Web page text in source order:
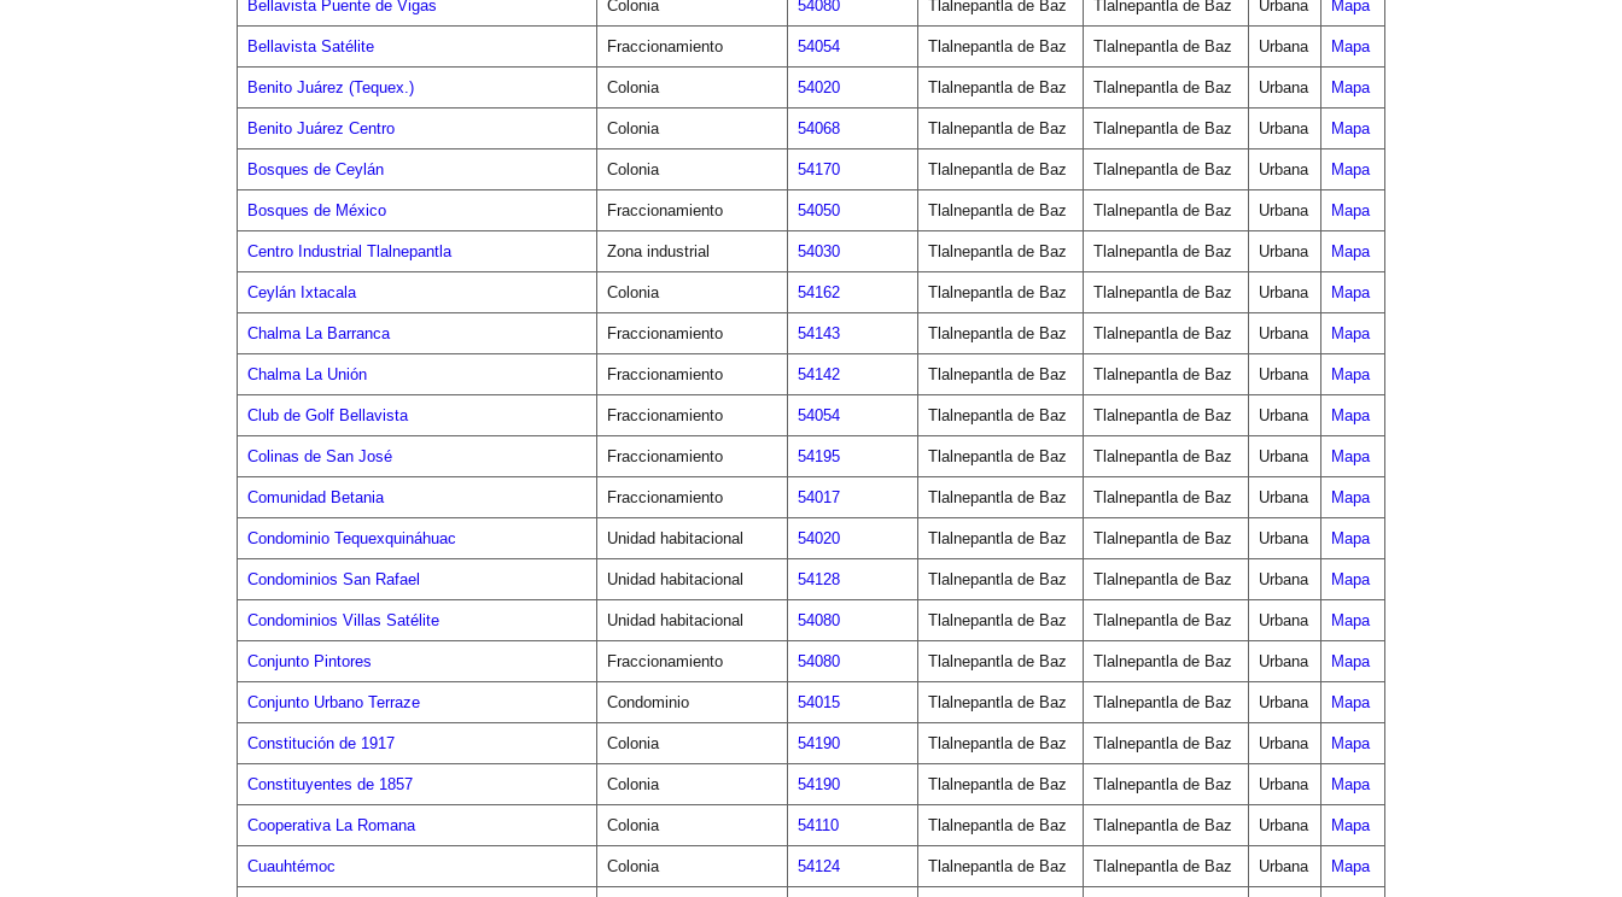
Bellavista Puente de Vigas Colonia 54080 Tlalnepantla de Baz Tlalnepantla de Baz Urbana Mapa
Bellavista Satélite Fraccionamiento 54054 Tlalnepantla de Baz Tlalnepantla de Baz Urbana Mapa
Benito Juárez (Tequex.) Colonia 54020 Tlalnepantla de Baz Tlalnepantla de Baz Urbana Mapa
Benito Juárez Centro Colonia 54068 Tlalnepantla de Baz Tlalnepantla de Baz Urbana Mapa
Bosques de Ceylán Colonia 54170 Tlalnepantla de Baz Tlalnepantla de Baz Urbana Mapa
Bosques de México Fraccionamiento 54050 Tlalnepantla de Baz Tlalnepantla de Baz Urbana Mapa
Centro Industrial Tlalnepantla Zona industrial 54030 Tlalnepantla de Baz Tlalnepantla de Baz Urbana Mapa
Ceylán Ixtacala Colonia 54162 Tlalnepantla de Baz Tlalnepantla de Baz Urbana Mapa
Chalma La Barranca Fraccionamiento 54143 Tlalnepantla de Baz Tlalnepantla de Baz Urbana Mapa
Chalma La Unión Fraccionamiento 54142 Tlalnepantla de Baz Tlalnepantla de Baz Urbana Mapa
Club de Golf Bellavista Fraccionamiento 54054 Tlalnepantla de Baz Tlalnepantla de Baz Urbana Mapa
Colinas de San José Fraccionamiento 54195 Tlalnepantla de Baz Tlalnepantla de Baz Urbana Mapa
Comunidad Betania Fraccionamiento 54017 Tlalnepantla de Baz Tlalnepantla de Baz Urbana Mapa
Condominio Tequexquináhuac Unidad habitacional 54020 Tlalnepantla de Baz Tlalnepantla de Baz Urbana Mapa
Condominios San Rafael Unidad habitacional 54128 Tlalnepantla de Baz Tlalnepantla de Baz Urbana Mapa
Condominios Villas Satélite Unidad habitacional 54080 Tlalnepantla de Baz Tlalnepantla de Baz Urbana Mapa
Conjunto Pintores Fraccionamiento 54080 Tlalnepantla de Baz Tlalnepantla de Baz Urbana Mapa
Conjunto Urbano Terraze Condominio 54015 Tlalnepantla de Baz Tlalnepantla de Baz Urbana Mapa
Constitución de 1917 Colonia 54190 Tlalnepantla de Baz Tlalnepantla de Baz Urbana Mapa
Constituyentes de 1857 Colonia 54190 Tlalnepantla de Baz Tlalnepantla de Baz Urbana Mapa
Cooperativa La Romana Colonia 54110 Tlalnepantla de Baz Tlalnepantla de Baz Urbana Mapa
Cuauhtémoc Colonia 54124 Tlalnepantla de Baz Tlalnepantla de Baz Urbana Mapa